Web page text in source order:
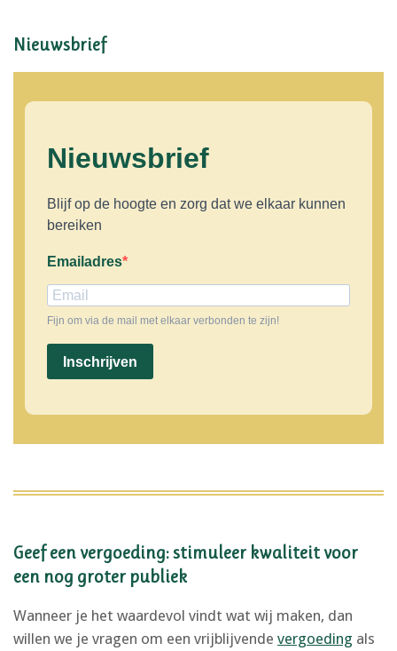
Nieuwsbrief
Nieuwsbrief
Blijf op de hoogte en zorg dat we elkaar kunnen
bereiken
Emailadres
Fijn om via de mail met elkaar verbonden te zijn!
Inschrijven
Geef een vergoeding: stimuleer kwaliteit voor
een nog groter publiek
Wanneer je het waardevol vindt wat wij maken, dan
willen we je vragen om een vrijblijvende vergoeding als